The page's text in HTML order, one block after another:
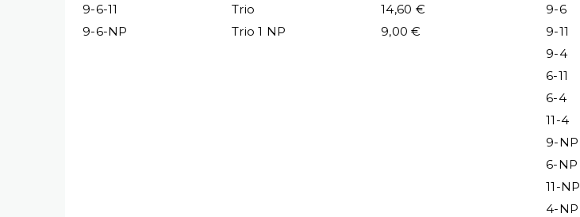
9-6-11
Trio
14,60 €
9-6-NP
Trio 1 NP 9,00 €
9-6
9-11
9-4
6-11
6-4
11-4
9-NP
6-NP
11-NP
4-NP